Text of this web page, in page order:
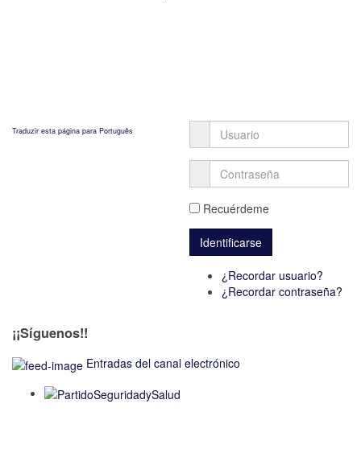
Traduzir esta página para Português
Recuérdeme
¿Recordar usuario?
¿Recordar contraseña?
¡¡Síguenos!!
Entradas del canal electrónico